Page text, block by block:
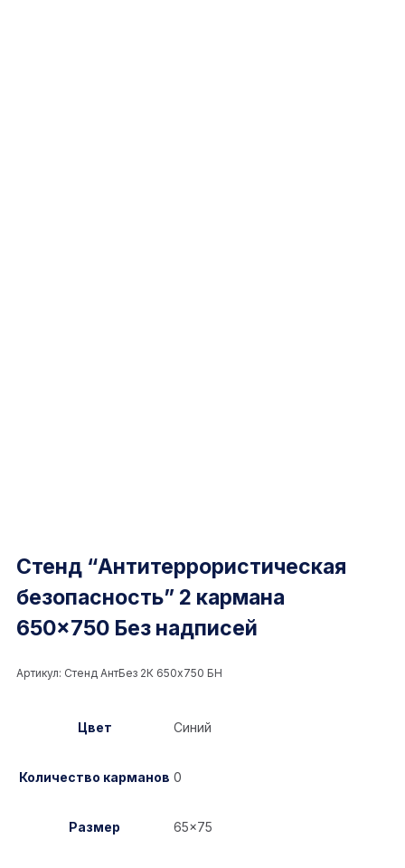
Стенд “Антитеррористическая
безопасность” 2 кармана
650×750 Без надписей
Артикул: Стенд АнтБез 2К 650x750 БН
Цвет Синий
Количество карманов 0
Размер 65×75